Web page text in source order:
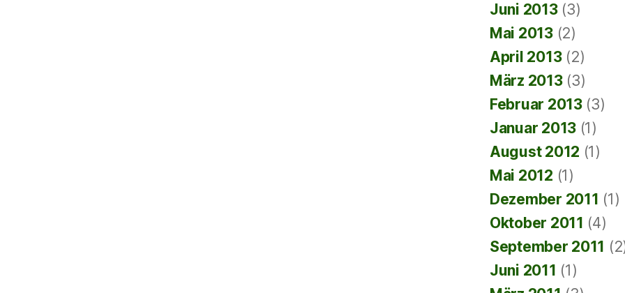
Juni 2013(3)
Mai 2013(2)
April 2013(2)
März 2013(3)
Februar 2013(3)
Januar 2013 (1)
August 2012 (1)
Mai 2012 (1)
Dezember 2011 (1)
Oktober 2011 (4)
September 2011
Juni 2011 (1)